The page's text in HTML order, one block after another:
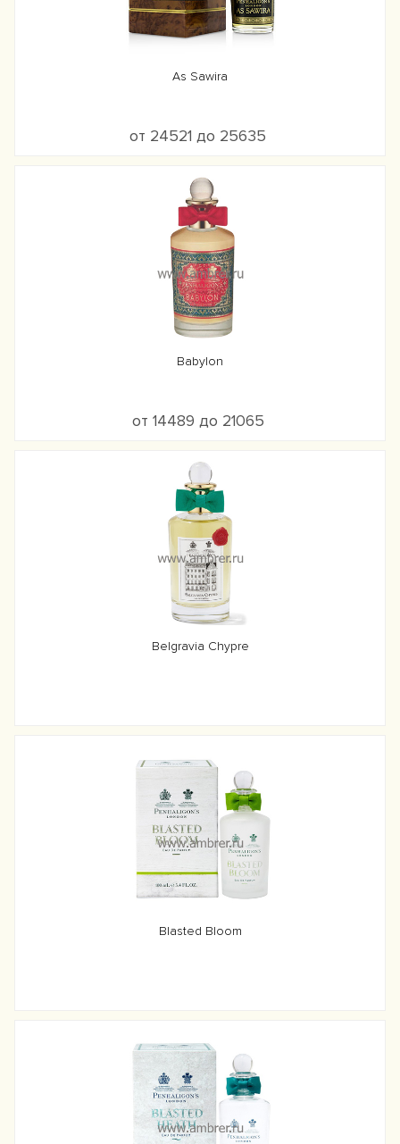
As Sawira
от 24521 до 25635
Babylon
от 14489 до 21065
Belgravia Chypre
Blasted Bloom